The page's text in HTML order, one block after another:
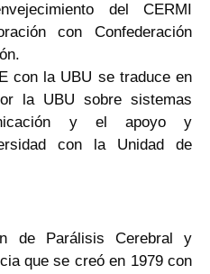
del CERMI
con Confederación
con la UBU se traduce en
la UBU sobre sistemas
y el apoyo y
con la Unidad de
de Parálisis Cerebral y
que se creó en 1979 con